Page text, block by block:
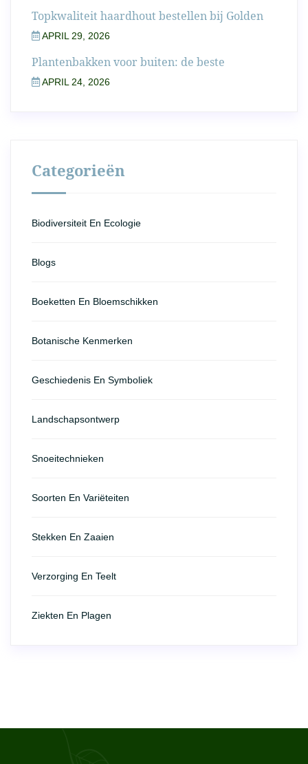
Topkwaliteit haardhout bestellen bij Golden
APRIL 29, 2026
Plantenbakken voor buiten: de beste
APRIL 24, 2026
Categorieën
Biodiversiteit En Ecologie
Blogs
Boeketten En Bloemschikken
Botanische Kenmerken
Geschiedenis En Symboliek
Landschapsontwerp
Snoeitechnieken
Soorten En Variëteiten
Stekken En Zaaien
Verzorging En Teelt
Ziekten En Plagen